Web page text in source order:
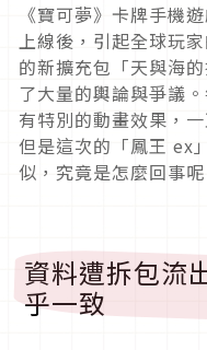
《寶可夢》卡牌手機
上線後，引起全球玩
的新擴充包「天與海
了大量的輿論與爭議
有特別的動畫效果，
但是這次的「鳳王 ex
似，究竟是怎麼回事呢
資料遭拆包流
乎一致